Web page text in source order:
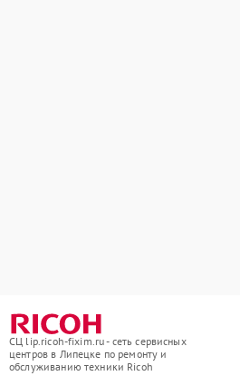
СЦ lip.ricoh-fixim.ru - сеть сервисных
центров в Липецке по ремонту и
обслуживанию техники Ricoh